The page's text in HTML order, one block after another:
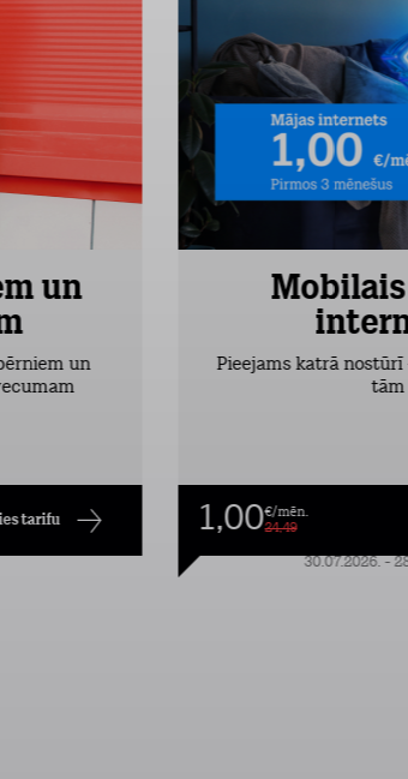
un
un
tarifu
Pieejams katrā
tām
1,00€/mēn.
24,49
30.07.2026. -